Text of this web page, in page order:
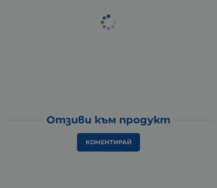
Отзиви към продукт
КОМЕНТИРАЙ